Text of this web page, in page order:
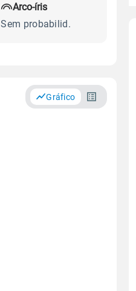
Arco-íris
Sem probabilid.
Gráfico